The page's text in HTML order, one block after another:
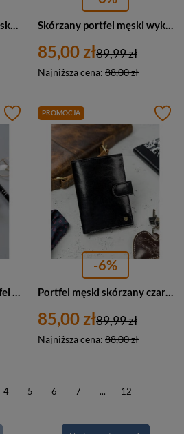
Banknotówka męska ze skóry naturalnej czarna RFID - Rovicky N1908-RVT Skórzany portfel męski wykonany ze skóry naturalnej czarny - Rovicky N01-RVT
85,00 zł
Najniższa cena: 88,00 zł
89,99 zł
PROMOCJA
-6%
85,00 zł
Najniższa cena: 88,00 zł
89,99 zł
4 5 6 7 ... 12